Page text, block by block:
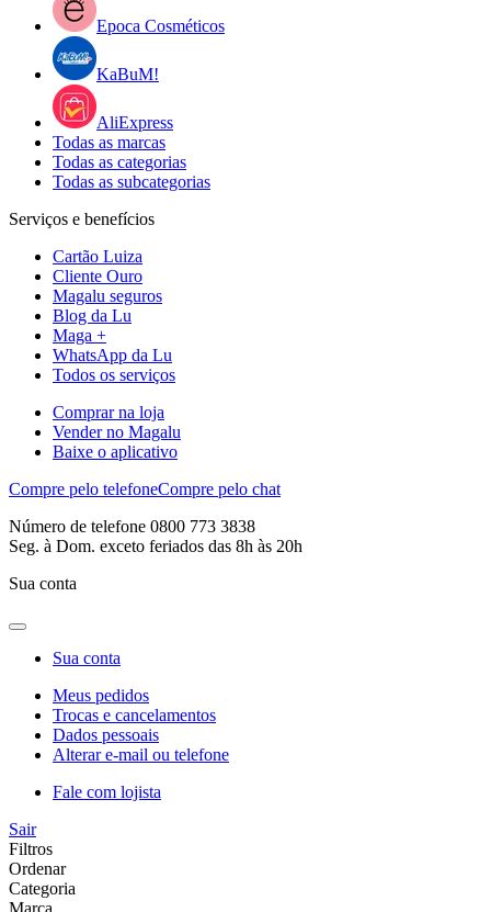
Epoca Cosméticos
KaBuM!
AliExpress
Todas as marcas
Todas as categorias
Todas as subcategorias
Serviços e benefícios
Cartão Luiza
Cliente Ouro
Magalu seguros
Blog da Lu
Maga +
WhatsApp da Lu
Todos os serviços
Comprar na loja
Vender no Magalu
Baixe o aplicativo
Compre pelo telefoneCompre pelo chat
Número de telefone 0800 773 3838
Seg. à Dom. exceto feriados das 8h às 20h
Sua conta
Sua conta
Meus pedidos
Trocas e cancelamentos
Dados pessoais
Alterar e-mail ou telefone
Fale com lojista
Sair
Filtros
Ordenar
Categoria
Marca